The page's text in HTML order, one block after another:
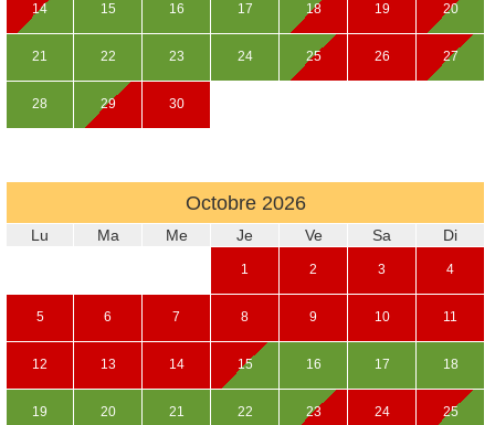
14 15 16 17 18 19 20
21 22 23 24 25 26 27
28 29 30
Octobre 2026
Lu Ma Me Je Ve Sa Di
1 2 3 4
5 6 7 8 9 10 11
12 13 14 15 16 17 18
19 20 21 22 23 24 25